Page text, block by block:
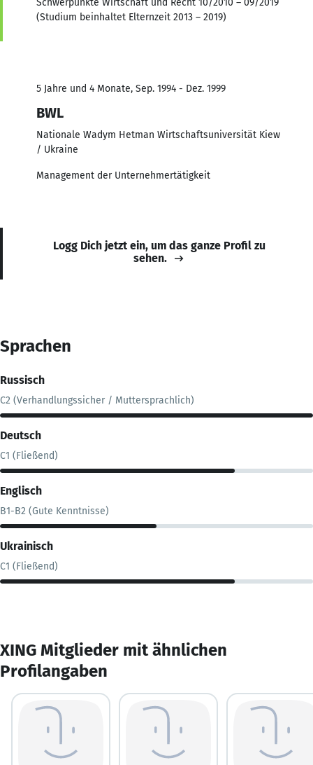
(Studium beinhaltet Elternzeit 2013 – 2019)
5 Jahre und 4 Monate, Sep. 1994 - Dez. 1999
BWL
Nationale Wadym Hetman Wirtschaftsuniversität Kiew
/ Ukraine
Management der Unternehmertätigkeit
Logg Dich jetzt ein, um das ganze Profil zu
sehen.
Sprachen
Russisch
C2 (Verhandlungssicher / Muttersprachlich)
Deutsch
C1 (Fließend)
Englisch
B1-B2 (Gute Kenntnisse)
Ukrainisch
C1 (Fließend)
XING Mitglieder mit ähnlichen
Profilangaben